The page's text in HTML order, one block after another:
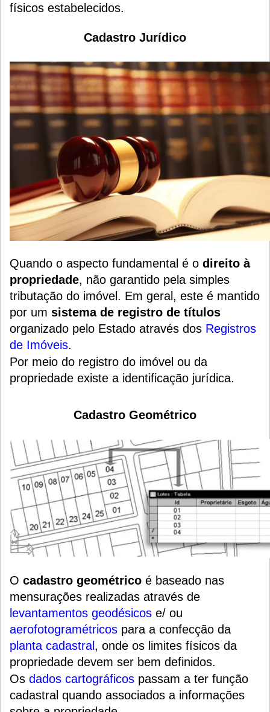
físicos estabelecidos.
Cadastro Jurídico
Quando o aspecto fundamental é o direito à
propriedade, não garantido pela simples
tributação do imóvel. Em geral, este é mantido
por um sistema de registro de títulos
organizado pelo Estado através dos Registros
de Imóveis.
Por meio do registro do imóvel ou da
propriedade existe a identificação jurídica.
Cadastro Geométrico
O cadastro geométrico é baseado nas
mensurações realizadas através de
levantamentos geodésicos e/ ou
aerofotogramétricos para a confecção da
planta cadastral , onde os limites físicos da
propriedade devem ser bem definidos.
Os dados cartográficos passam a ter função
cadastral quando associados a informações